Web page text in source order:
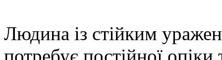
Людина із стійким
потребує постійної